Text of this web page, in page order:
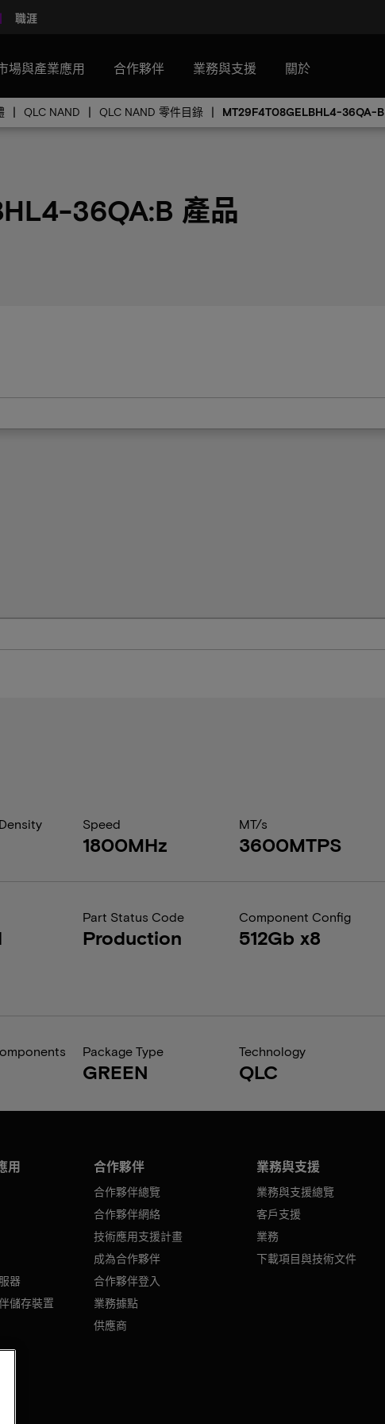
職涯
場與產業應用 合作夥伴 業務與支援 關於
QLC NAND QLC NAND 零件目錄 MT29F4T08GELBHL4-36QA-B
36QA:B 產品
Speed
1800MHz
MT/s
3600MTPS
Part Status Code
Production
Component Config
512Gb x8
Package Type
GREEN
Technology
QLC
用
器
儲存裝置
合作夥伴
合作夥伴總覽
合作夥伴網絡
技術應用支援計畫
成為合作夥伴
合作夥伴登入
業務據點
供應商
業務與支援
業務與支援總覽
客戶支援
業務
下載項目與技術文件